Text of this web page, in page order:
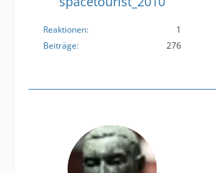
Reaktionen
1
Beiträge
276